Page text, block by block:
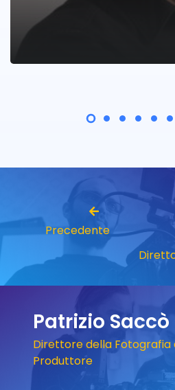
Precedente
Patrizio Saccò
Direttore della Fotografia
Produttore